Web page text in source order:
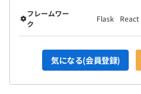
フレームワー
ク
Flask React
気になる(会員登録)